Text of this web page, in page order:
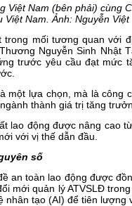
Việt Nam (bên phải) cùng
Việt Nam. Ảnh: Nguyễn Việt
mối tương quan với
Nguyễn Sinh Nhật
trước yêu cầu đạt mức
một lựa chọn, mà là công
thành giá trị tăng
lao động được nâng cao
với vị thế dẫn đầu.
số
an toàn lao động được
mới quản lý ATVSLĐ
tạo (AI) để tiên lượng